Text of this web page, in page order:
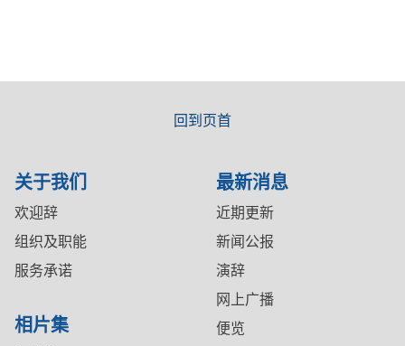
回到页首
关于我们
欢迎辞
组织及职能
服务承诺
相片集
最新消息
近期更新
新闻公报
演辞
网上广播
便览